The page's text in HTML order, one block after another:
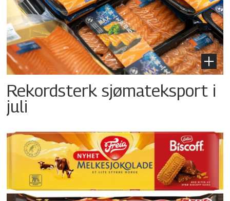
Rekordsterk sjømateksport i
juli